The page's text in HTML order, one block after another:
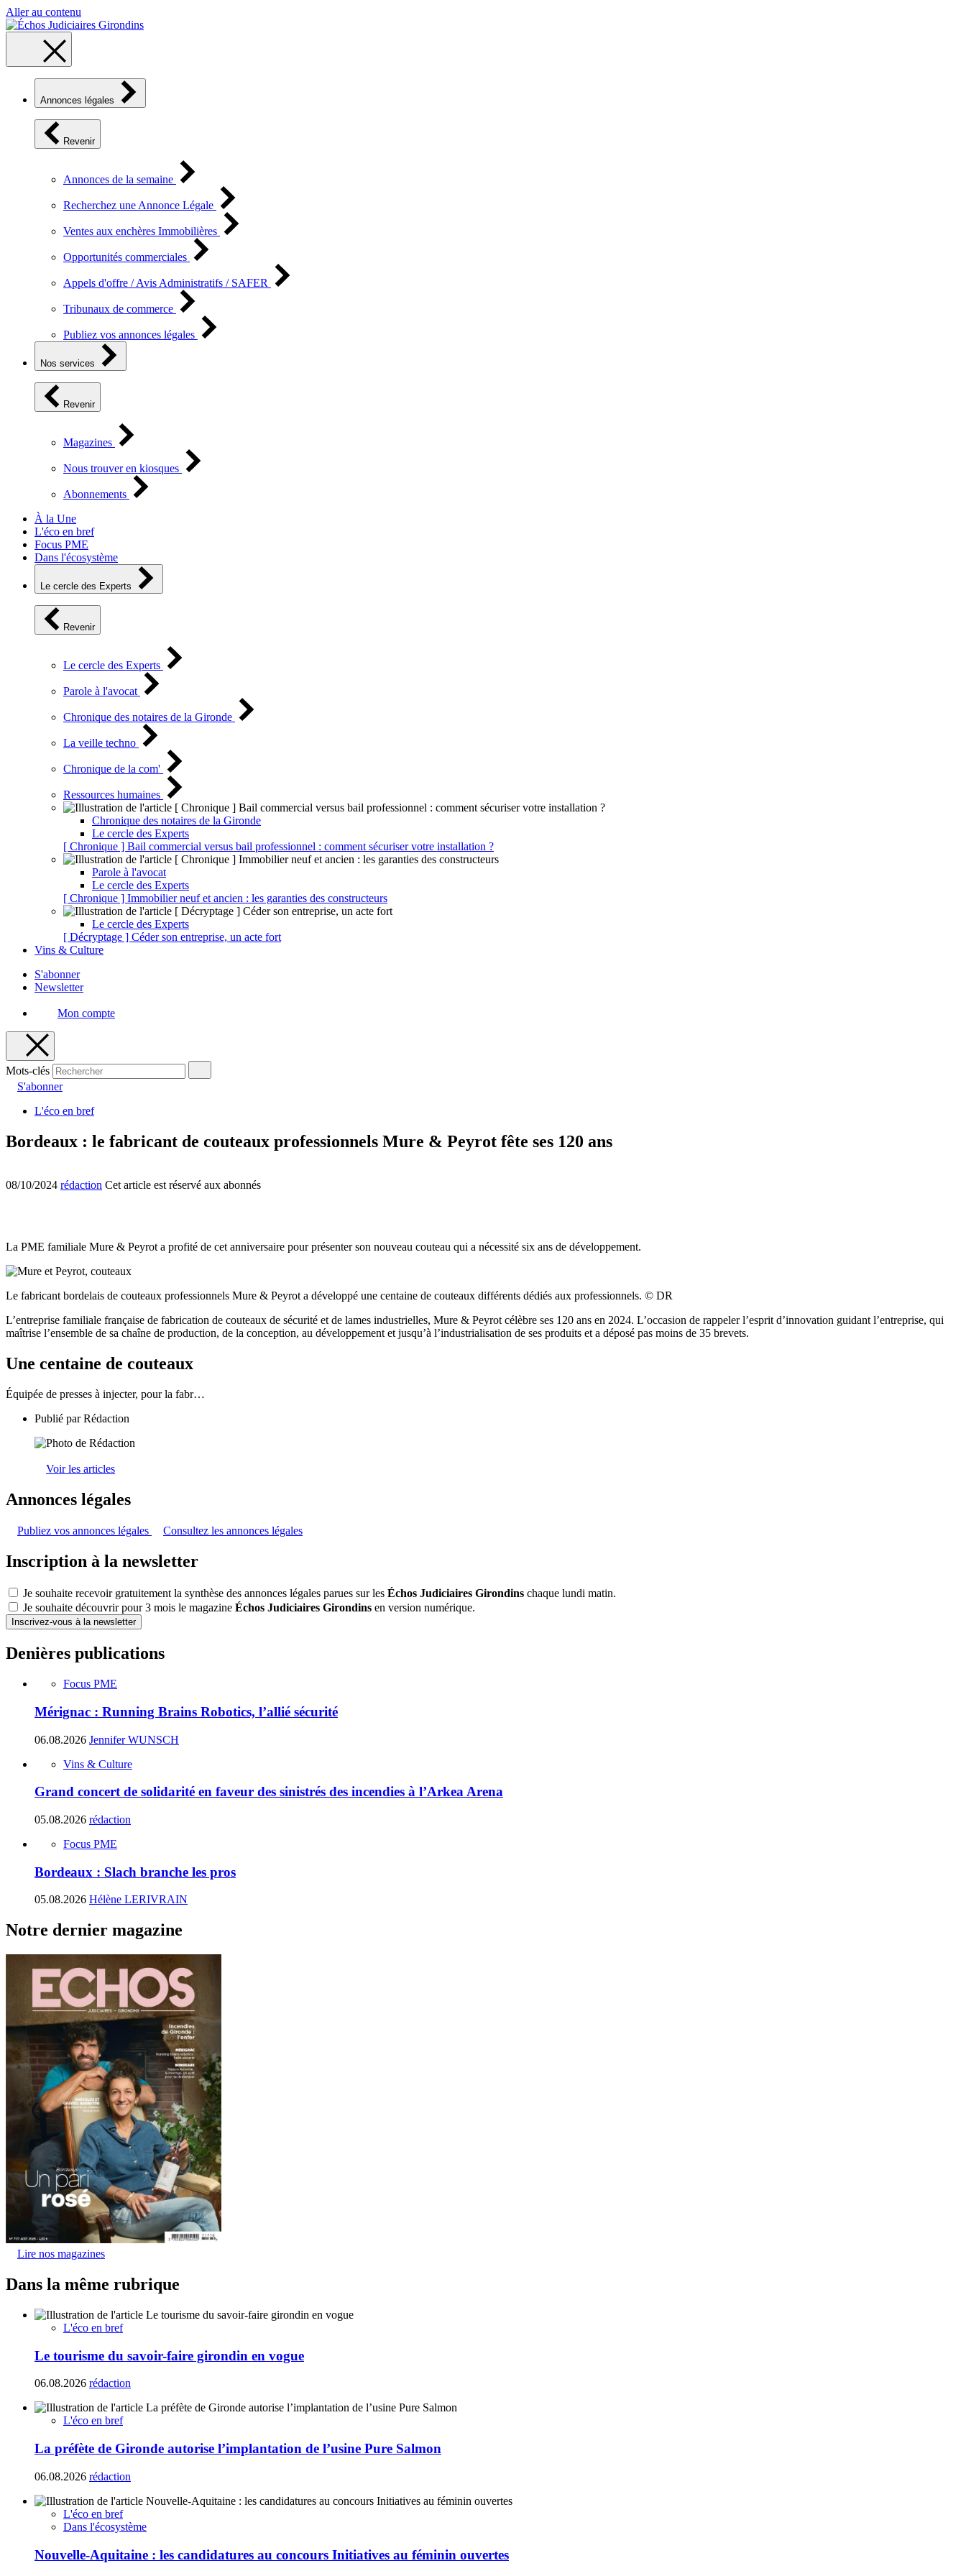
Aller au contenu
Annonces légales
Revenir
Annonces de la semaine
Recherchez une Annonce Légale
Ventes aux enchères Immobilières
Opportunités commerciales
Appels d'offre / Avis Administratifs / SAFER
Tribunaux de commerce
Publiez vos annonces légales
Nos services
Revenir
Magazines
Nous trouver en kiosques
Abonnements
À la Une
L'éco en bref
Focus PME
Dans l'écosystème
Le cercle des Experts
Revenir
Le cercle des Experts
Parole à l'avocat
Chronique des notaires de la Gironde
La veille techno
Chronique de la com'
Ressources humaines
Chronique des notaires de la Gironde
Le cercle des Experts
[ Chronique ] Bail commercial versus bail professionnel : comment sécuriser votre installation ?
Parole à l'avocat
Le cercle des Experts
[ Chronique ] Immobilier neuf et ancien : les garanties des constructeurs
Le cercle des Experts
[ Décryptage ] Céder son entreprise, un acte fort
Vins & Culture
S'abonner
Newsletter
Mon compte
Mots-clés
S'abonner
L'éco en bref
Bordeaux : le fabricant de couteaux professionnels Mure & Peyrot fête ses 120 ans
08/10/2024 rédaction Cet article est réservé aux abonnés
La PME familiale Mure & Peyrot a profité de cet anniversaire pour présenter son nouveau couteau qui a nécessité six ans de développement.
Le fabricant bordelais de couteaux professionnels Mure & Peyrot a développé une centaine de couteaux différents dédiés aux professionnels. © DR
L’entreprise familiale française de fabrication de couteaux de sécurité et de lames industrielles, Mure & Peyrot célèbre ses 120 ans en 2024. L’occasion de rappeler l’esprit d’innovation guidant l’entreprise, qui
maîtrise l’ensemble de sa chaîne de production, de la conception, au développement et jusqu’à l’industrialisation de ses produits et a déposé pas moins de 35 brevets.
Une centaine de couteaux
Équipée de presses à injecter, pour la fabr…
Publié parRédaction
Voir les articles
Annonces légales
Publiez vos annonces légales Consultez les annonces légales
Inscription à la newsletter
Je souhaite recevoir gratuitement la synthèse des annonces légales parues sur les Échos Judiciaires Girondins chaque lundi matin.
Je souhaite découvrir pour 3 mois le magazine Échos Judiciaires Girondins en version numérique.
Inscrivez-vous à la newsletter
Denières publications
Focus PME
Mérignac : Running Brains Robotics, l’allié sécurité
06.08.2026 Jennifer WUNSCH
Vins & Culture
Grand concert de solidarité en faveur des sinistrés des incendies à l’Arkea Arena
05.08.2026 rédaction
Focus PME
Bordeaux : Slach branche les pros
05.08.2026 Hélène LERIVRAIN
Notre dernier magazine
Lire nos magazines
Dans la même rubrique
L'éco en bref
Le tourisme du savoir-faire girondin en vogue
06.08.2026 rédaction
L'éco en bref
La préfète de Gironde autorise l’implantation de l’usine Pure Salmon
06.08.2026 rédaction
L'éco en bref
Dans l'écosystème
Nouvelle-Aquitaine : les candidatures au concours Initiatives au féminin ouvertes